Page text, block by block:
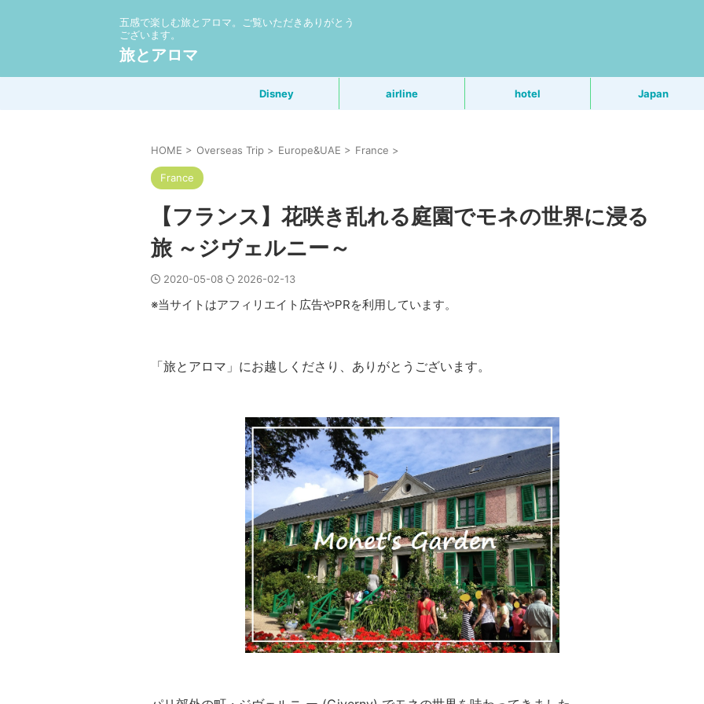
五感で楽しむ旅とアロマ。ご覧いただきありがとう
ございます。
旅とアロマ
Disney airline hotel Japan
HOME > Overseas Trip > Europe&UAE > France >
France
【フランス】花咲き乱れる庭園でモネの世界に浸る
旅 ～ジヴェルニー～
2020-05-08 2026-02-13
※当サイトはアフィリエイト広告やPRを利用しています。
「旅とアロマ」にお越しくださり、ありがとうございます。